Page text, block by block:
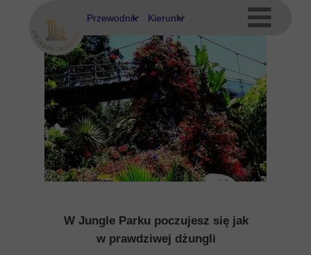
Przewodnik
Eubea
Kos
Rodos
Kierunki
Ateny
Delfy
Eubea
Kalimnos
Korfu
Kos
W Jungle Parku poczujesz się jak
w prawdziwej dżungli